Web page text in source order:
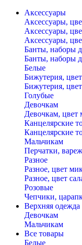
Аксессуары
Аксессуары,
Аксессуары,
Аксессуары,
Банты, наборы
Банты, наборы
Белые
Бижутерия,
Бижутерия,
Голубые
Девочкам
Девочкам, цвет
Канцелярские
Канцелярские
Мальчикам
Перчатки,
Разное
Разное, цвет
Разное, цвет
Розовые
Чепчики,
Верхняя одежда
Девочкам
Мальчикам
Все товары
Белые